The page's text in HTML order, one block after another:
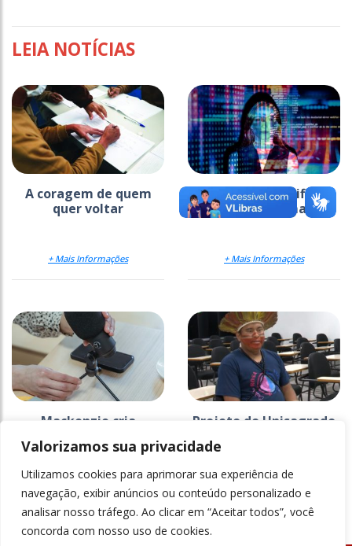
Valorizamos sua privacidade
Utilizamos cookies para aprimorar sua experiência de
navegação, exibir anúncios ou conteúdo personalizado e
analisar nosso tráfego. Ao clicar em “Aceitar todos”, você
concorda com nosso uso de cookies.
LEIA NOTÍCIAS
A coragem de quem
quer voltar
+ Mais Informações
Inteligência artificial
pede mão na massa
+ Mais Informações
Mackenzie cria
comunicar a ciência
+ Mais Informações
Projeto do Unisagrado
documentário
+ Mais Informações